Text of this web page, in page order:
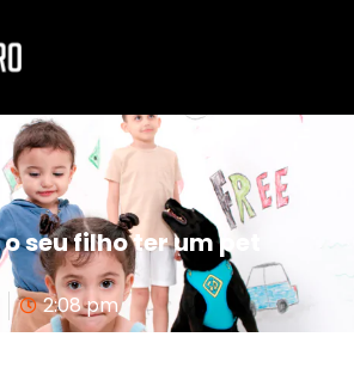
seu filho ter um pet
2:08 pm